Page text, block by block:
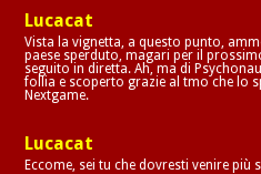
Lucacat
Vista la vignetta, a questo punto,
paese sperduto, magari per il
seguito in diretta. Ah, ma di
follia e scoperto grazie al tmo che lo
Nextgame.
Lucacat
Eccome, sei tu che dovresti venire più